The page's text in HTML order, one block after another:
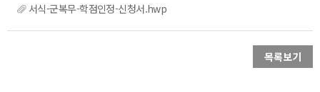
서식-군복무-학점인정-신청서.hwp
목록보기